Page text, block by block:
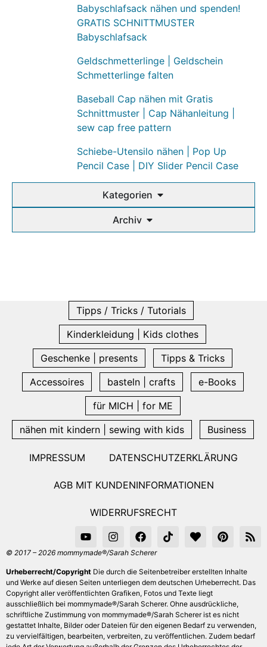
Babyschlafsack nähen und spenden!
GRATIS SCHNITTMUSTER
Babyschlafsack
Geldschmetterlinge | Geldschein
Schmetterlinge falten
Baseball Cap nähen mit Gratis
Schnittmuster | Cap Nähanleitung |
sew cap free pattern
Schiebe-Utensilo nähen | Pop Up
Pencil Case | DIY Slider Pencil Case
Kategorien
Archiv
Tipps / Tricks / Tutorials
Kinderkleidung | Kids clothes
Geschenke | presents
Tipps & Tricks
Accessoires
basteln | crafts
e-Books
für MICH | for ME
nähen mit kindern | sewing with kids
Business
IMPRESSUM DATENSCHUTZERKLÄRUNG
AGB MIT KUNDENINFORMATIONEN
WIDERRUFSRECHT
© 2017 – 2026 mommymade®/Sarah Scherer
Urheberrecht/Copyright Die durch die Seitenbetreiber erstellten Inhalte
und Werke auf diesen Seiten unterliegen dem deutschen Urheberrecht. Das
Copyright aller veröffentlichten Grafiken, Fotos und Texte liegt
ausschließlich bei mommymade®/Sarah Scherer. Ohne ausdrückliche,
schriftliche Zustimmung von mommymade®/Sarah Scherer ist es nicht
gestattet Inhalte, Bilder oder Dateien für den eigenen Bedarf zu verwenden,
zu vervielfältigen, bearbeiten, verbreiten, zu veröffentlichen. Zudem bedarf